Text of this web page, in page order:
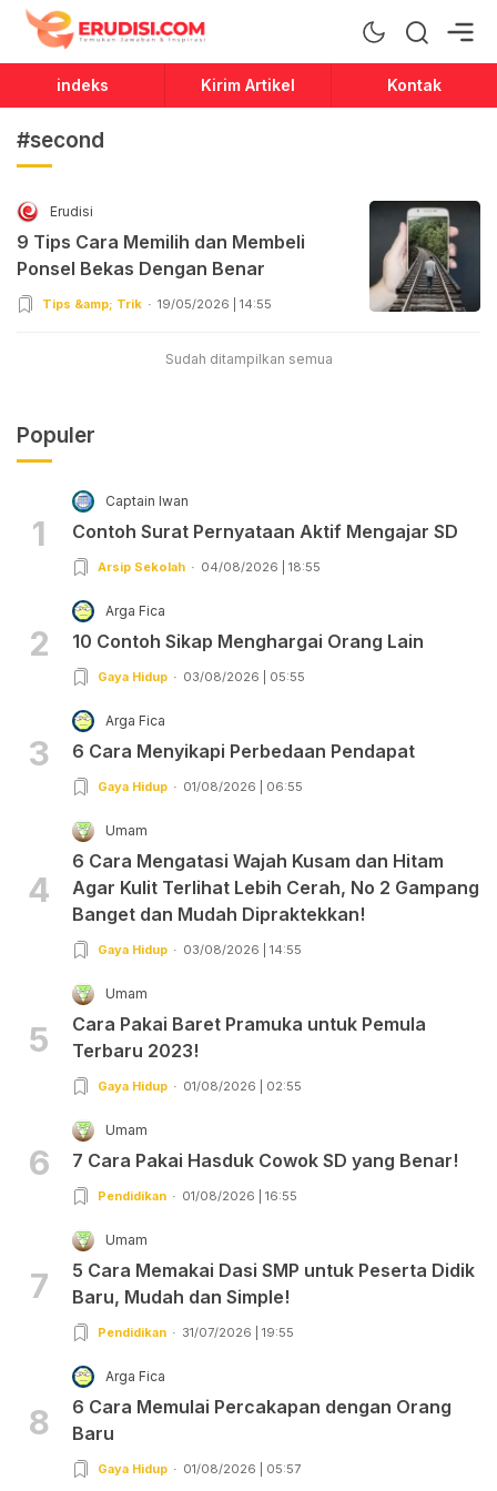
Erudisi
Temukan Jawaban dan Inspirasi
indeks Kirim Artikel Kontak
#second
Erudisi
9 Tips Cara Memilih dan Membeli
Ponsel Bekas Dengan Benar
Tips &amp; Trik 19/05/2026 | 14:55
Sudah ditampilkan semua
Populer
1
Captain Iwan
Contoh Surat Pernyataan Aktif Mengajar SD
Arsip Sekolah 04/08/2026 | 18:55
2
Arga Fica
10 Contoh Sikap Menghargai Orang Lain
Gaya Hidup 03/08/2026 | 05:55
3
Arga Fica
6 Cara Menyikapi Perbedaan Pendapat
Gaya Hidup 01/08/2026 | 06:55
4
Umam
6 Cara Mengatasi Wajah Kusam dan Hitam
Agar Kulit Terlihat Lebih Cerah, No 2 Gampang
Banget dan Mudah Dipraktekkan!
Gaya Hidup 03/08/2026 | 14:55
5
Umam
Cara Pakai Baret Pramuka untuk Pemula
Terbaru 2023!
Gaya Hidup 01/08/2026 | 02:55
6
Umam
7 Cara Pakai Hasduk Cowok SD yang Benar!
Pendidikan 01/08/2026 | 16:55
7
Umam
5 Cara Memakai Dasi SMP untuk Peserta Didik
Baru, Mudah dan Simple!
Pendidikan 31/07/2026 | 19:55
8
Arga Fica
6 Cara Memulai Percakapan dengan Orang
Baru
Gaya Hidup 01/08/2026 | 05:57